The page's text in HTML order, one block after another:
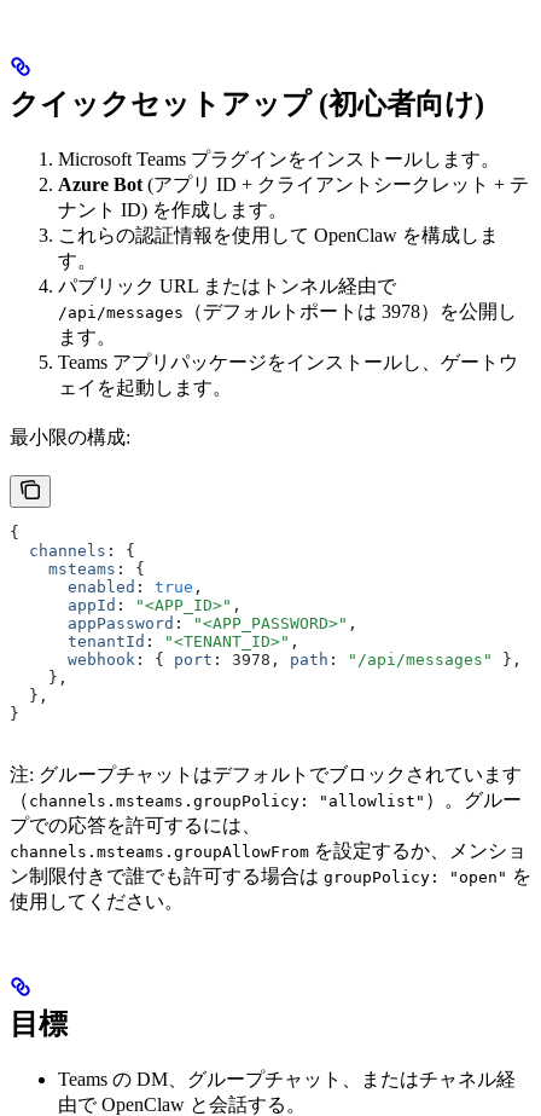
クイックセットアップ (初心者向け)
Microsoft Teams プラグインをインストールします。
Azure Bot (アプリ ID + クライアントシークレット + テ
ナント ID) を作成します。
これらの認証情報を使用して OpenClaw を構成しま
す。
パブリック URL またはトンネル経由で
/api/messages
（デフォルトポートは 3978）を公開し
ます。
Teams アプリパッケージをインストールし、ゲートウ
ェイを起動します。
最小限の構成:
{
  channels
:
{
    msteams
:
{
      enabled
: true ,
      appId
: "<APP_ID>" ,
      appPassword
: "<APP_PASSWORD>" ,
      tenantId
: "<TENANT_ID>" ,
      webhook
: { port : 3978 , path : "/api/messages" } ,
    }
,
  }
,
}
注: グループチャットはデフォルトでブロックされています
（ channels.msteams.groupPolicy: "allowlist" ）。グルー
プでの応答を許可するには、
channels.msteams.groupAllowFrom を設定するか、メンショ
ン制限付きで誰でも許可する場合は groupPolicy: "open" を
使用してください。
目標
Teams の DM、グループチャット、またはチャネル経
由で OpenClaw と会話する。